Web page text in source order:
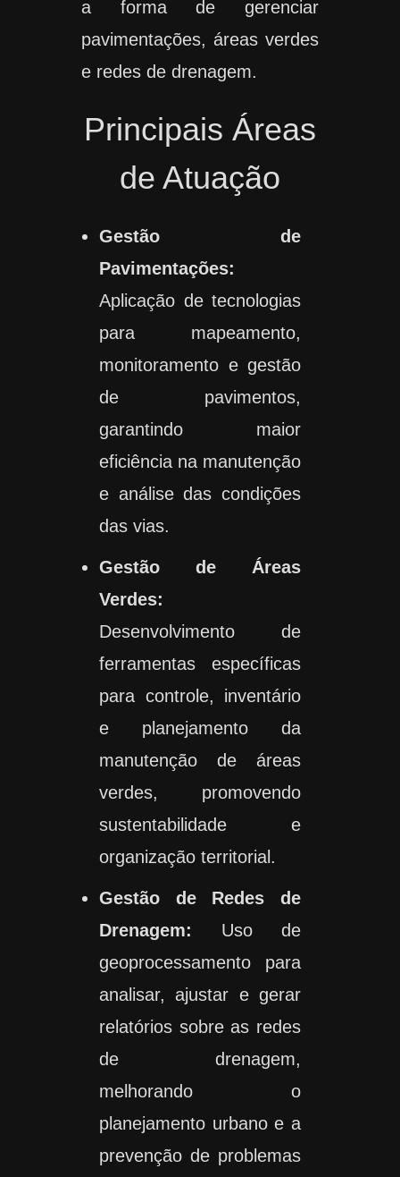
a forma de gerenciar
pavimentações, áreas verdes
e redes de drenagem.
Principais Áreas
de Atuação
Gestão de
Pavimentações:
Aplicação de tecnologias
para mapeamento,
monitoramento e gestão
de pavimentos,
garantindo maior
eficiência na manutenção
e análise das condições
das vias.
Gestão de Áreas
Verdes:
Desenvolvimento de
ferramentas específicas
para controle, inventário
e planejamento da
manutenção de áreas
verdes, promovendo
sustentabilidade e
organização territorial.
Gestão de Redes de
Drenagem: Uso de
geoprocessamento para
analisar, ajustar e gerar
relatórios sobre as redes
de drenagem,
melhorando o
planejamento urbano e a
prevenção de problemas